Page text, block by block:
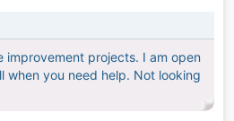
improvement projects. I am open
you need help. Not looking